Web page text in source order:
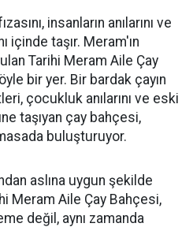
insanların anılarını ve
içinde taşır. Meram'ın
Tarihi Meram Aile Çay
bir yer. Bir bardak çayın
çocukluk anılarını ve eski
taşıyan çay bahçesi,
buluşturuyor.
aslına uygun şekilde
Meram Aile Çay Bahçesi,
değil, aynı zamanda